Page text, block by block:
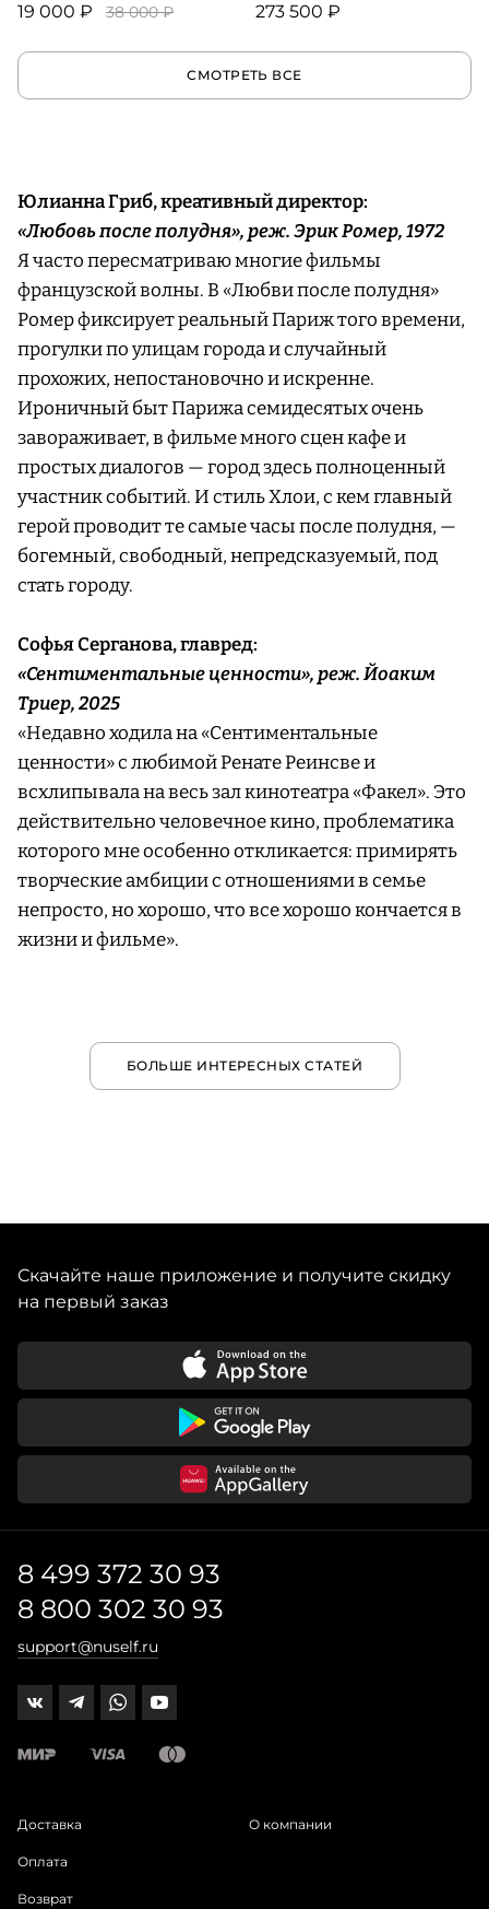
19 000 ₽ 38 000 ₽ 273 500 ₽
СМОТРЕТЬ ВСЕ
Юлианна Гриб, креативный директор:
«Любовь после полудня», реж. Эрик Ромер, 1972
Я часто пересматриваю многие фильмы
французской волны. В «Любви после полудня»
Ромер фиксирует реальный Париж того времени,
прогулки по улицам города и случайный
прохожих, непостановочно и искренне.
Ироничный быт Парижа семидесятых очень
завораживает, в фильме много сцен кафе и
простых диалогов — город здесь полноценный
участник событий. И стиль Хлои, с кем главный
герой проводит те самые часы после полудня, —
богемный, свободный, непредсказуемый, под
стать городу.
Софья Серганова, главред:
«Сентиментальные ценности», реж. Йоаким
Триер, 2025
«Недавно ходила на «Сентиментальные
ценности» с любимой Ренате Реинсве и
всхлипывала на весь зал кинотеатра «Факел». Это
действительно человечное кино, проблематика
которого мне особенно откликается: примирять
творческие амбиции с отношениями в семье
непросто, но хорошо, что все хорошо кончается в
жизни и фильме».
БОЛЬШЕ ИНТЕРЕСНЫХ СТАТЕЙ
Скачайте наше приложение и получите скидку
на первый заказ
8 499 372 30 93
8 800 302 30 93
support@nuself.ru
Доставка
Оплата
Возврат
О компании